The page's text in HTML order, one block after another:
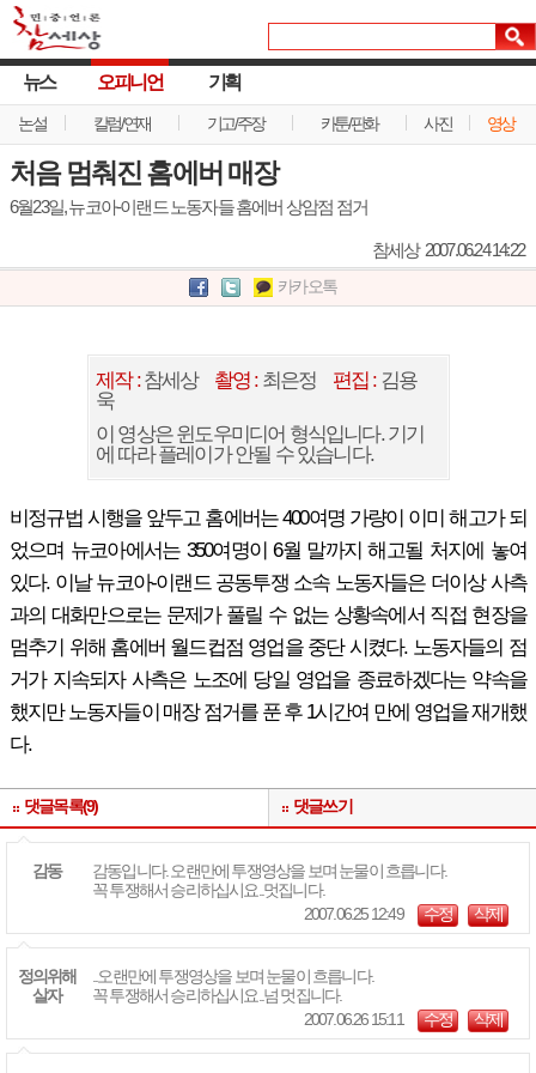
뉴스 오피니언
논설 칼럼/연재 기고/주장 카툰/판화 사진 영상
기획
처음 멈춰진 홈에버 매장
6월23일, 뉴코아-이랜드 노동자들 홈에버 상암점 점거
참세상 2007.06.24 14:22
카카오톡
제작 :참세상 촬영 : 최은정 편집 : 김용
욱
이 영상은 윈도우미디어 형식입니다. 기기
에 따라 플레이가 안될 수 있습니다.
비정규법 시행을 앞두고 홈에버는 400여명 가량이 이미 해고가 되
었으며 뉴코아에서는 350여명이 6월 말까지 해고될 처지에 놓여
있다. 이날 뉴코아-이랜드 공동투쟁 소속 노동자들은 더이상 사측
과의 대화만으로는 문제가 풀릴 수 없는 상황속에서 직접 현장을
멈추기 위해 홈에버 월드컵점 영업을 중단 시켰다. 노동자들의 점
거가 지속되자 사측은 노조에 당일 영업을 종료하겠다는 약속을
했지만 노동자들이 매장 점거를 푼 후 1시간여 만에 영업을 재개했
다.
댓글목록(9) 댓글쓰기
감동
감동입니다. 오랜만에 투쟁영상을 보며 눈물이 흐릅니다.
꼭 투쟁해서 승리하십시요..멋집니다.
2007.06.25 12:49
수정 삭제
정의위해
살자
..오랜만에 투쟁영상을 보며 눈물이 흐릅니다.
꼭 투쟁해서 승리하십시요..넘 멋집니다.
2007.06.26 15:11
수정 삭제